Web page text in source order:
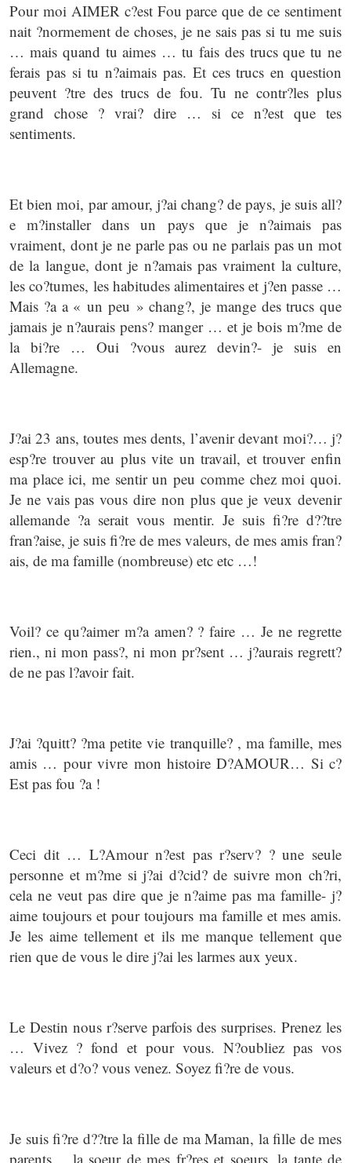
Pour moi AIMER c?est Fou parce que de ce sentiment
nait ?normement de choses, je ne sais pas si tu me suis
… mais quand tu aimes … tu fais des trucs que tu ne
ferais pas si tu n?aimais pas. Et ces trucs en question
peuvent ?tre des trucs de fou. Tu ne contr?les plus
grand chose ? vrai? dire … si ce n?est que tes
sentiments.
Et bien moi, par amour, j?ai chang? de pays, je suis all?
e m?installer dans un pays que je n?aimais pas
vraiment, dont je ne parle pas ou ne parlais pas un mot
de la langue, dont je n?amais pas vraiment la culture,
les co?tumes, les habitudes alimentaires et j?en passe …
Mais ?a a « un peu » chang?, je mange des trucs que
jamais je n?aurais pens? manger … et je bois m?me de
la bi?re … Oui ?vous aurez devin?- je suis en
Allemagne.
J?ai 23 ans, toutes mes dents, l’avenir devant moi?… j?
esp?re trouver au plus vite un travail, et trouver enfin
ma place ici, me sentir un peu comme chez moi quoi.
Je ne vais pas vous dire non plus que je veux devenir
allemande ?a serait vous mentir. Je suis fi?re d??tre
fran?aise, je suis fi?re de mes valeurs, de mes amis fran?
ais, de ma famille (nombreuse) etc etc …!
Voil? ce qu?aimer m?a amen? ? faire … Je ne regrette
rien., ni mon pass?, ni mon pr?sent … j?aurais regrett?
de ne pas l?avoir fait.
J?ai ?quitt? ?ma petite vie tranquille? , ma famille, mes
amis … pour vivre mon histoire D?AMOUR… Si c?
Est pas fou ?a !
Ceci dit … L?Amour n?est pas r?serv? ? une seule
personne et m?me si j?ai d?cid? de suivre mon ch?ri,
cela ne veut pas dire que je n?aime pas ma famille- j?
aime toujours et pour toujours ma famille et mes amis.
Je les aime tellement et ils me manque tellement que
rien que de vous le dire j?ai les larmes aux yeux.
Le Destin nous r?serve parfois des surprises. Prenez les
… Vivez ? fond et pour vous. N?oubliez pas vos
valeurs et d?o? vous venez. Soyez fi?re de vous.
Je suis fi?re d??tre la fille de ma Maman, la fille de mes
parents… la soeur de mes fr?res et soeurs, la tante de